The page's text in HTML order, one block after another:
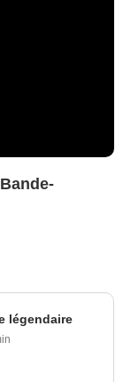
légendaire